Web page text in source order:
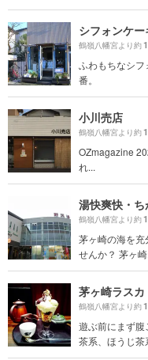
シフォンケ
鶴嶺八幡宮より約
ふわもちなシ
番。
小川売店
鶴嶺八幡宮より約
OZmagazine
れ...
湯快爽快・ち
鶴嶺八幡宮より約
茅ヶ崎の海を充
せんか？ 茅ヶ
茅ヶ崎ラスカ
鶴嶺八幡宮より約
遊ぶ前にまず
茶系、ほうじ茶